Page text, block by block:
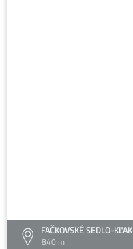
FAČKOVSKÉ SEDLO-KĽAK
840 m